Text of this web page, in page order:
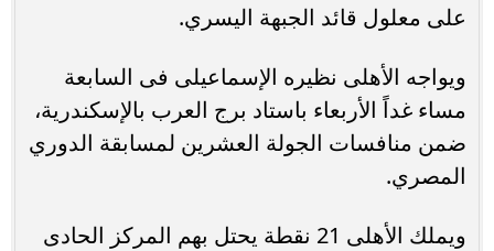
على معلول قائد الجبهة اليسري.
ويواجه الأهلى نظيره الإسماعيلى فى السابعة
مساء غداً الأربعاء باستاد برج العرب بالإسكندرية،
ضمن منافسات الجولة العشرين لمسابقة الدوري
المصري.
ويملك الأهلى 21 نقطة يحتل بهم المركز الحادى